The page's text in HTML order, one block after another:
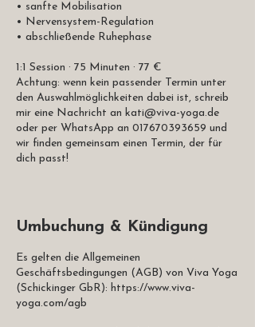
• sanfte Mobilisation
• Nervensystem-Regulation
• abschließende Ruhephase
1:1 Session · 75 Minuten · 77 €
Achtung: wenn kein passender Termin unter
den Auswahlmöglichkeiten dabei ist, schreib
mir eine Nachricht an kati@viva-yoga.de
oder per WhatsApp an 017670393659 und
wir finden gemeinsam einen Termin, der für
dich passt!
Umbuchung & Kündigung
Es gelten die Allgemeinen
Geschäftsbedingungen (AGB) von Viva Yoga
(Schickinger GbR): https://www.viva-
yoga.com/agb